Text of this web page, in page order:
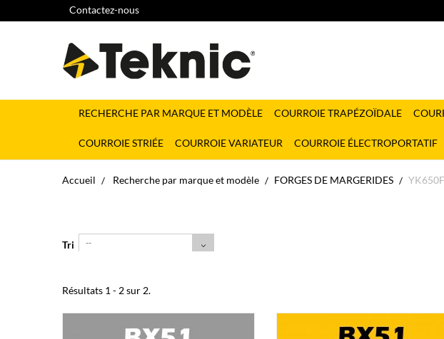
Contactez-nous
RECHERCHE PAR MARQUE ET MODÈLE COURROIE TRAPÉZOÏDALE
COURROIE STRIÉE COURROIE VARIATEUR COURROIE ÉLECTROPORTATIF
Accueil Recherche par marque et modèle FORGES DE MARGERIDES YK650F
Tri --
Résultats 1 - 2 sur 2.